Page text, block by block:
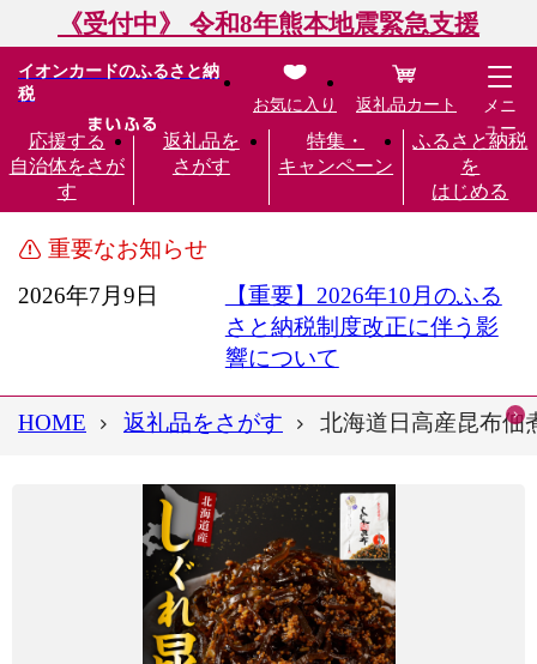
《受付中》 令和8年熊本地震緊急支援
イオンカードのふるさと納
税
応援する
自治体をさが
す
返礼品を
さがす
特集・
キャンペーン
ふるさと納税
を
はじめる
お気に入り 返礼品カート
メニ
ュー
重要なお知らせ
2026年7月9日
【重要】2026年10月のふる
さと納税制度改正に伴う影
響について
HOME 返礼品をさがす 北海道日高産昆布佃